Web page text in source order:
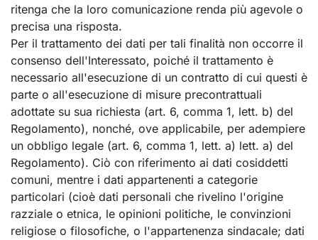
ritenga che la loro comunicazione renda più agevole o
precisa una risposta.
Per il trattamento dei dati per tali finalità non occorre il
consenso dell'Interessato, poiché il trattamento è
necessario all'esecuzione di un contratto di cui questi è
parte o all'esecuzione di misure precontrattuali
adottate su sua richiesta (art. 6, comma 1, lett. b) del
Regolamento), nonché, ove applicabile, per adempiere
un obbligo legale (art. 6, comma 1, lett. a) lett. a) del
Regolamento). Ciò con riferimento ai dati cosiddetti
comuni, mentre i dati appartenenti a categorie
particolari (cioè dati personali che rivelino l'origine
razziale o etnica, le opinioni politiche, le convinzioni
religiose o filosofiche, o l'appartenenza sindacale; dati